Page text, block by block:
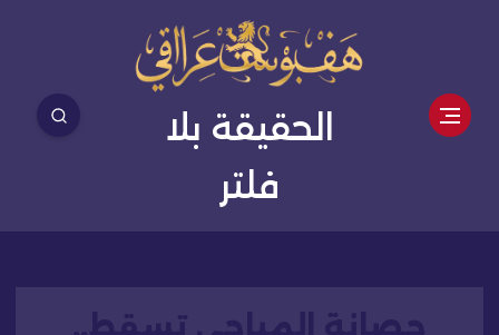
الحقيقة بلا
فلتر